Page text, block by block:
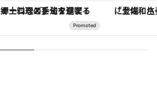
「土佐和ハーブかき氷」がOMO7高知に登場！生姜、山椒、大葉など目にも舌にも涼を呼ぶ郷土の味 ヴァシュロン・コンスタンタ